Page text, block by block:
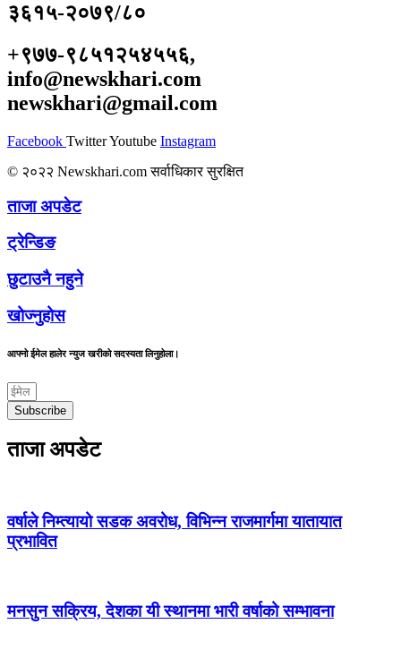
३६१५-२०७९/८०
+९७७-९८५१२५४५५६,
info@newskhari.com
newskhari@gmail.com
Facebook TwitterYoutube Instagram
© २०२२ Newskhari.com सर्वाधिकार सुरक्षित
ताजा अपडेट
ट्रेन्डिङ
छुटाउनै नहुने
खोज्नुहोस
आफ्नो ईमेल हालेर न्युज खरीको सदस्यता लिनुहोला।
Subscribe
ताजा अपडेट
वर्षाले निम्त्यायो सडक अवरोध, विभिन्न राजमार्गमा यातायात
प्रभावित
मनसुन सक्रिय, देशका यी स्थानमा भारी वर्षाको सम्भावना